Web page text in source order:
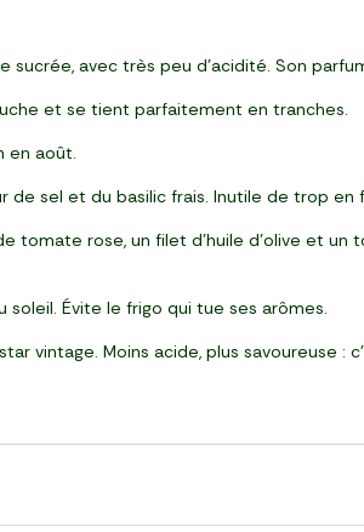
avec très peu d’acidité. Son
et se tient parfaitement en tranches.
en août.
de sel et du basilic frais. Inutile de trop
rose, un filet d’huile d’olive et un
soleil. Évite le frigo qui tue ses arômes.
vintage. Moins acide, plus savoureuse :